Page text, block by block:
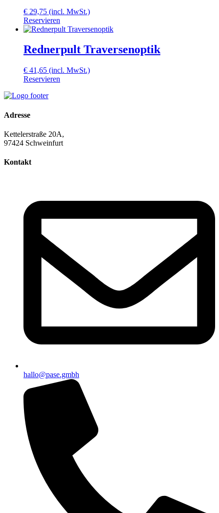
€ 29,75 (incl. MwSt.)
Reservieren
Rednerpult Traversenoptik
€ 41,65 (incl. MwSt.)
Reservieren
Adresse
Kettelerstraße 20A,
97424 Schweinfurt
Kontakt
hallo@pase.gmbh